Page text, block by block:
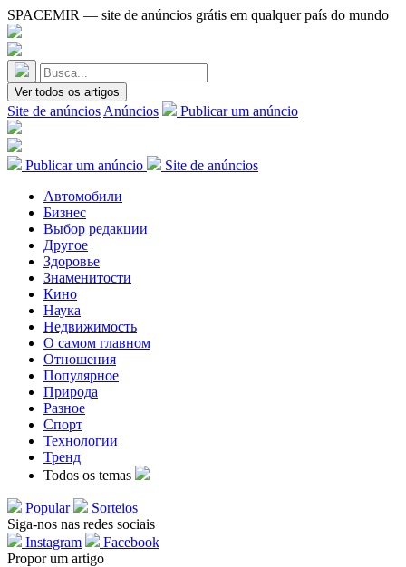
SPACEMIR — site de anúncios grátis em qualquer país do mundo
Ver todos os artigos
Site de anúncios Anúncios Publicar um anúncio
Publicar um anúncio
Site de anúncios
Автомобили
Бизнес
Выбор редакции
Другое
Здоровье
Знаменитости
Кино
Наука
Недвижимость
О самом главном
Отношения
Популярное
Природа
Разное
Спорт
Технологии
Тренд
Todos os temas
Popular
Sorteios
Siga-nos nas redes sociais
Instagram
Facebook
Propor um artigo